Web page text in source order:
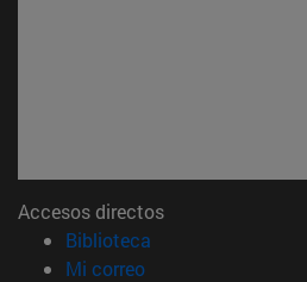
Accesos directos
Biblioteca
Mi correo(abre en nueva